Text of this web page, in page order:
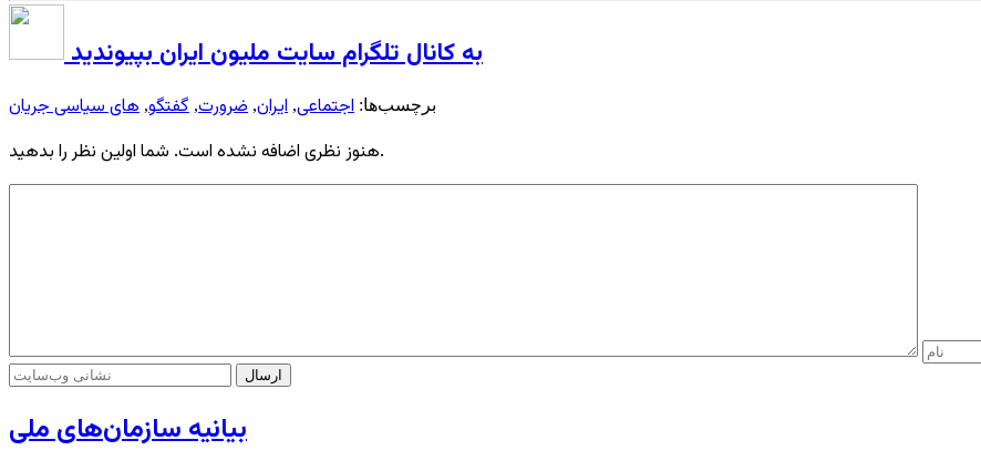
به کانال تلگرام سایت ملیون ایران بپیوندید
برچسب‌ها: اجتماعی, ایران, ضرورت, گفتگو, های سیاسی جریان
هنوز نظری اضافه نشده است. شما اولین نظر را بدهید.
بیانیه سازمان‌های ملی